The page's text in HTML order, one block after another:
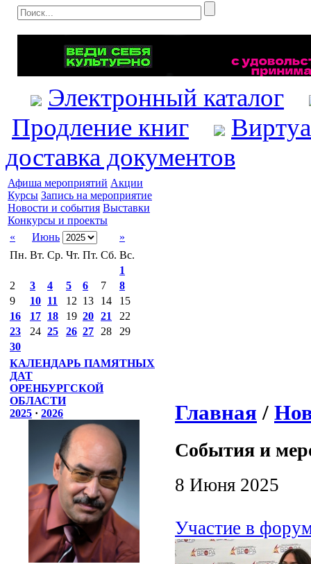
Электронный каталог
Продление книг
доставка документов
Афиша мероприятий Акции
Курсы Запись на мероприятие
Новости и события Выставки
Конкурсы и проекты
«
Июнь
»
Пн. Вт. Ср. Чт. Пт. Сб. Вс.
1
2
3 4 5 6 7
8
9
10 11 12 13 14
15
16
17 18 19 20 21
22
23
24 25 26 27 28
29
30
КАЛЕНДАРЬ ПАМЯТНЫХ
ДАТ
ОРЕНБУРГСКОЙ
ОБЛАСТИ
2025 · 2026 Главная /
События и
8 Июня 2025
Участие в